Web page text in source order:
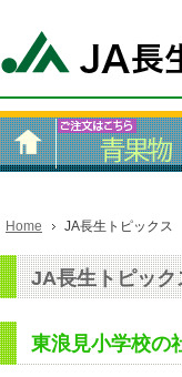
Home JA長生トピックス
JA長生トピック
東浪見小学校の